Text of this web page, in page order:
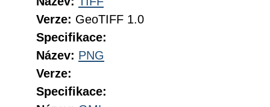
Verze: GeoTIFF 1.0
Specifikace:
Název: PNG
Verze:
Specifikace: